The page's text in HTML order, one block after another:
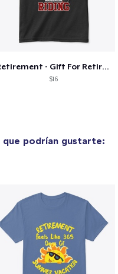
Retirement - Gift For Retired Men
$16
que podrían gustarte: